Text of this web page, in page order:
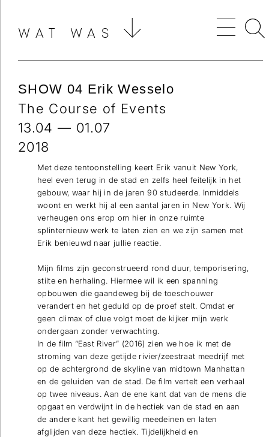
WAT WAS
SHOW 04 Erik Wesselo
The Course of Events
13.04 — 01.07
2018
Met deze tentoonstelling keert Erik vanuit New York,
heel even terug in de stad en zelfs heel feitelijk in het
gebouw, waar hij in de jaren 90 studeerde. Inmiddels
woont en werkt hij al een aantal jaren in New York. Wij
verheugen ons erop om hier in onze ruimte
splinternieuw werk te laten zien en we zijn samen met
Erik benieuwd naar jullie reactie.
Mijn films zijn geconstrueerd rond duur, temporisering,
stilte en herhaling. Hiermee wil ik een spanning
opbouwen die gaandeweg bij de toeschouwer
verandert en het geduld op de proef stelt. Omdat er
geen climax of clue volgt moet de kijker mijn werk
ondergaan zonder verwachting.
In de film “East River” (2016) zien we hoe ik met de
stroming van deze getijde rivier/zeestraat meedrijf met
op de achtergrond de skyline van midtown Manhattan
en de geluiden van de stad. De film vertelt een verhaal
op twee niveaus. Aan de ene kant dat van de mens die
opgaat en verdwijnt in de hectiek van de stad en aan
de andere kant het gewillig meedeinen en laten
afglijden van deze hectiek. Tijdelijkheid en